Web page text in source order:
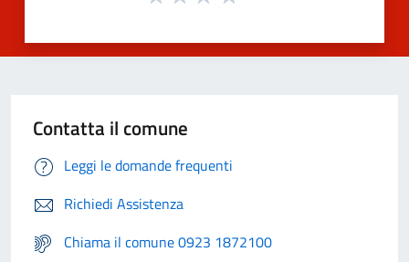
Contatta il comune
Leggi le domande frequenti
Richiedi Assistenza
Chiama il comune 0923 1872100